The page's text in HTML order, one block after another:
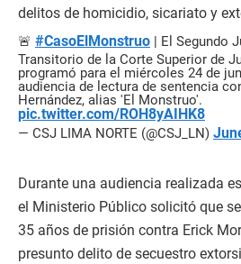
delitos de homicidio, sicariato y
🚨 #CasoElMonstruo | El Segundo
Transitorio de la Corte Superior de
programó para el miércoles 24 de
audiencia de lectura de sentencia
Hernández, alias 'El Monstruo'.
pic.twitter.com/ROH8yAIHK8
— CSJ LIMA NORTE (@CSJ_LN)
Durante una audiencia realizada
el Ministerio Público solicitó que
35 años de prisión contra Erick
presunto delito de secuestro